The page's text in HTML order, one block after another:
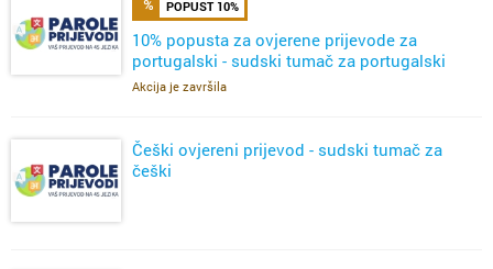
POPUST 10%
10% popusta za ovjerene prijevode za
portugalski - sudski tumač za portugalski
Akcija je završila
Češki ovjereni prijevod - sudski tumač za
češki